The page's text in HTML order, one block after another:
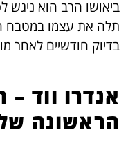
ביאושו הרב הוא ניגש
בדיוק חודשיים לאחר
אנדרו ווד –
הראשונה